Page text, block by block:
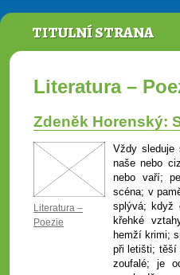
TITULNÍ STRANA
Literatura –
Zdeněk Horenský:
Literatura –
Poezie
Vždy
naše nebo
nebo vaří;
scéna; v
splývá; když
křehké
hemží krimi;
při letišti; těší
zoufalé; je